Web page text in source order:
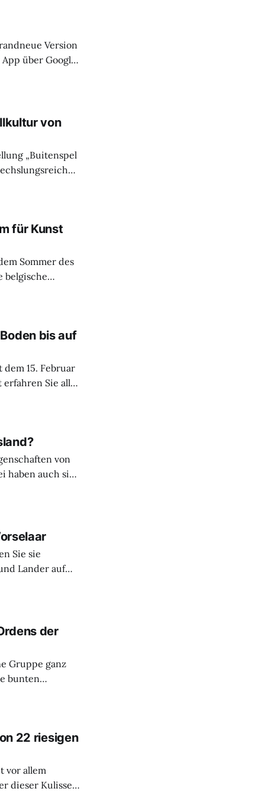
Version
über Google
von
„Buitenspel
beim
für Kunst
Sommer des
belgische
deren
bis auf
15. Februar
Sie alles
lokale und
von
haben auch sie
das
du
Sie sie
Lander auf
in der
der
Gruppe ganz
bunten
die du über
22 riesigen
vor allem
dieser Kulisse